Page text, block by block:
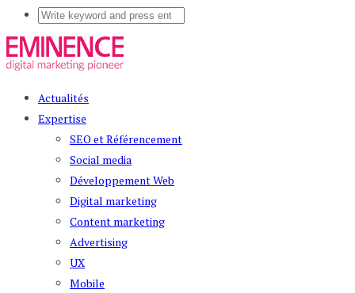
Actualités
Expertise
SEO et Référencement
Social media
Développement Web
Digital marketing
Content marketing
Advertising
UX
Mobile